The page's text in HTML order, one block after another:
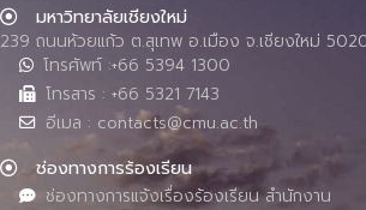
มหาวิทยาลัยเชียงใหม่
239 ถนนห้วยแก้ว ต.สุเทพ อ.เมือง จ.เชียงใหม่
โทรศัพท์ :+66 5394 1300
โทรสาร : +66 5321 7143
อีเมล : contacts@cmu.ac.th
ช่องทางการร้องเรียน
ช่องทางการแจ้งเรื่องร้องเรียน สำนักงาน